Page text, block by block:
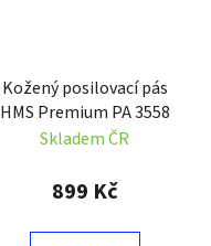
Kožený posilovací pás
HMS Premium PA 3558
Skladem ČR
899 Kč